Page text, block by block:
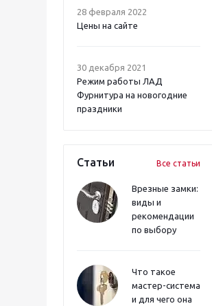
28 февраля 2022
Цены на сайте
30 декабря 2021
Режим работы ЛАД
Фурнитура на новогодние
праздники
Статьи Все статьи
Врезные замки:
виды и
рекомендации
по выбору
Что такое
мастер-система
и для чего она